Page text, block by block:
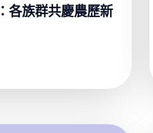
各族群共慶農歷新